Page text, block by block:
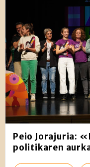
Peio Jorajuria:
politikaren